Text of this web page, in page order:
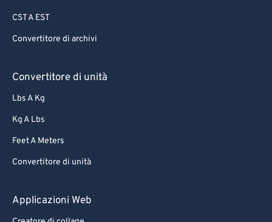
CST A EST
Convertitore di archivi
Convertitore di unità
Lbs A Kg
Kg A Lbs
Feet A Meters
Convertitore di unità
Applicazioni Web